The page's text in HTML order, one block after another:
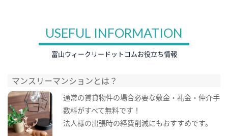
USEFUL INFORMATION
富山ウィークリードットコムお役立ち情報
マンスリーマンションとは？
通常の賃貸物件の場合必要な敷金・礼金・仲介手
数料がすべて無料です！
法人様の出張時の経費削減にもおすすめです。